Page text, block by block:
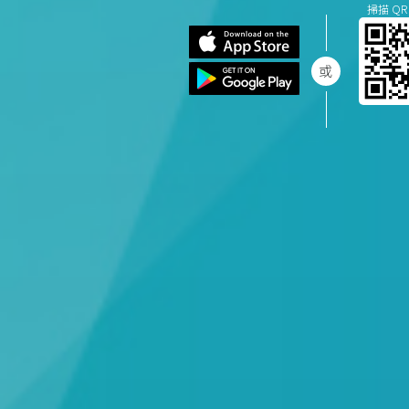
掃描